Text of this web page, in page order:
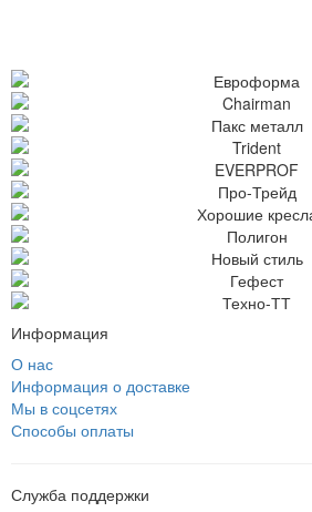
Информация
О нас
Информация о доставке
Мы в соцсетях
Способы оплаты
Служба поддержки